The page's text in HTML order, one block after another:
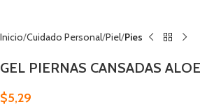
Inicio Cuidado Personal Piel Pies
GEL PIERNAS CANSADAS
$5,29